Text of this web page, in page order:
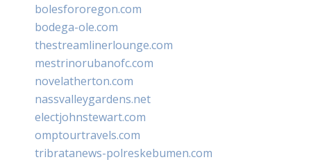
bolesfororegon.com
bodega-ole.com
thestreamlinerlounge.com
mestrinorubanofc.com
novelatherton.com
nassvalleygardens.net
electjohnstewart.com
omptourtravels.com
tribratanews-polreskebumen.com